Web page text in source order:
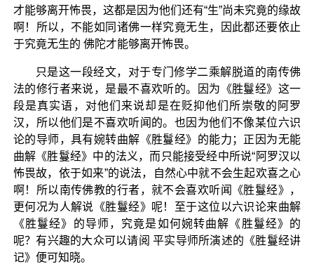
才能够离开怖畏，这都是因为他们还有“生”尚未究竟的缘故
啊！所以，不能如同诸佛一样究竟无生，因此都还要依止
于究竟无生的 佛陀才能够离开怖畏。
只是这一段经文，对于专门修学二乘解脱道的南传佛
法的修行者来说，是最不喜欢听的。因为《胜鬘经》这一
段是真实语，对他们来说却是在贬抑他们所崇敬的阿罗
汉，所以他们是不喜欢听闻的。也因为他们不像某位六识
论的导师，具有婉转曲解《胜鬘经》的能力；正因为无能
曲解《胜鬘经》中的法义，而只能接受经中所说“阿罗汉以
怖畏故，依于如来”的说法，自然心中就不会生起欢喜之心
啊！所以南传佛教的行者，就不会喜欢听闻《胜鬘经》，
更何况为人解说《胜鬘经》呢！至于这位以六识论来曲解
《胜鬘经》的导师，究竟是如何婉转曲解《胜鬘经》的
呢？有兴趣的大众可以请阅 平实导师所演述的《胜鬘经讲
记》便可知晓。